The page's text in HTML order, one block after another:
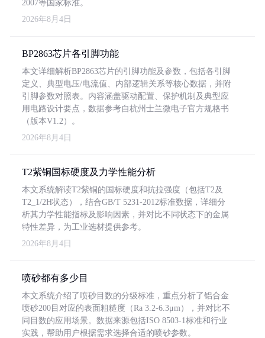
2007等国家标准。
2026年8月4日
BP2863芯片各引脚功能
本文详细解析BP2863芯片的引脚功能及参数，包括各引脚
定义、典型电压/电流值、内部逻辑关系等核心数据，并附
引脚参数对照表。内容涵盖驱动配置、保护机制及典型应
用电路设计要点，数据参考自杭州士兰微电子官方规格书
（版本V1.2）。
2026年8月4日
T2紫铜国标硬度及力学性能分析
本文系统解读T2紫铜的国标硬度和抗拉强度（包括T2及
T2_1/2H状态），结合GB/T 5231-2012标准数据，详细分
析其力学性能指标及影响因素，并对比不同状态下的金属
特性差异，为工业选材提供参考。
2026年8月4日
喷砂都有多少目
本文系统介绍了喷砂目数的分级标准，重点分析了铝合金
喷砂200目对应的表面粗糙度（Ra 3.2-6.3μm），并对比不
同目数的应用场景。数据来源包括ISO 8503-1标准和行业
实践，帮助用户根据需求选择合适的喷砂参数。